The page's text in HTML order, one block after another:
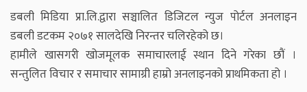
डबली मिडिया प्रा.लि.द्वारा सञ्चालित डिजिटल न्युज पोर्टल अनलाइन
डबली डटकम २०७१ सालदेखि निरन्तर चलिरहेको छ।
हामीले खासगरी खोजमूलक समाचारलाई स्थान दिने गरेका छौं ।
सन्तुलित विचार र समाचार सामाग्री हाम्रो अनलाइनको प्राथमिकता हो ।